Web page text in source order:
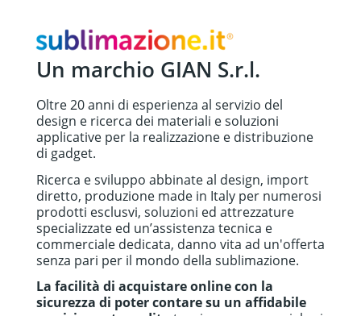
Un marchio GIAN S.r.l.
Oltre 20 anni di esperienza al servizio del
design e ricerca dei materiali e soluzioni
applicative per la realizzazione e distribuzione
di gadget.
Ricerca e sviluppo abbinate al design, import
diretto, produzione made in Italy per numerosi
prodotti esclusvi, soluzioni ed attrezzature
specializzate ed un’assistenza tecnica e
commerciale dedicata, danno vita ad un'offerta
senza pari per il mondo della sublimazione.
La facilità di acquistare online con la
sicurezza di poter contare su un affidabile